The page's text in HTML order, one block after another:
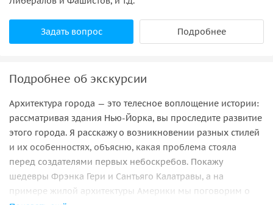
Задать вопрос Подробнее
Подробнее об экскурсии
Архитектура города — это телесное воплощение истории:
рассматривая здания Нью-Йорка, вы проследите развитие
этого города. Я расскажу о возникновении разных стилей
и их особенностях, объясню, какая проблема стояла
перед создателями первых небоскребов. Покажу
шедевры Фрэнка Гери и Сантьяго Калатравы, а на
примере жилой архитектуры Америки мы поговорим о